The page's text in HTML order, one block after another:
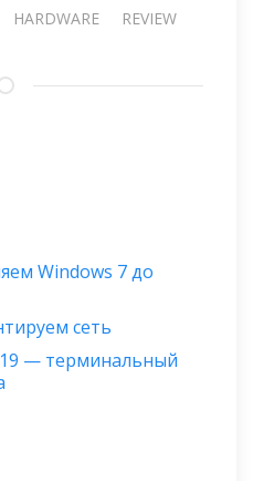
HARDWARE REVIEW
Windows 7 до
сеть
— терминальный